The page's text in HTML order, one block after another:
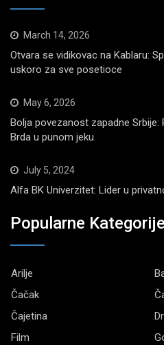
March 14, 2026
Otvara se vidikovac na Kablaru:
uskoro za sve posetioce
May 6, 2026
Bolja povezanost zapadne Srbije:
Brda u punom jeku
July 5, 2024
Alfa BK Univerzitet: Lider u
Popularne Kategorije
Arilje
Čačak
Čajetina
Film